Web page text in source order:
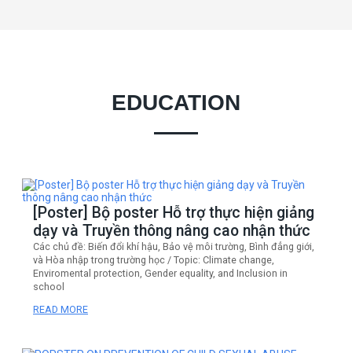
EDUCATION
[Poster] Bộ poster Hỗ trợ thực hiện giảng
dạy và Truyền thông nâng cao nhận thức
Các chủ đề: Biến đổi khí hậu, Bảo vệ môi trường, Bình đẳng giới,
và Hòa nhập trong trường học / Topic: Climate change,
Enviromental protection, Gender equality, and Inclusion in
school
READ MORE